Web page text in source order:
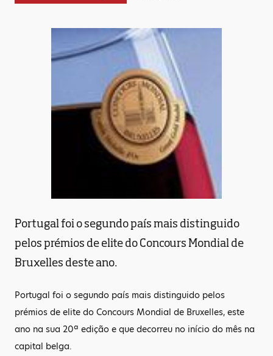
Portugal foi o segundo país mais distinguido
pelos prémios de elite do Concours Mondial de
Bruxelles deste ano.
Portugal foi o segundo país mais distinguido pelos
prémios de elite do Concours Mondial de Bruxelles, este
ano na sua 20ª edição e que decorreu no início do mês na
capital belga.